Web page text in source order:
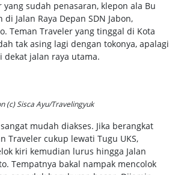
yang sudah penasaran, klepon ala Bu
Jalan Raya Depan SDN Jabon,
Teman Traveler yang tinggal di Kota
tak asing lagi dengan tokonya, apalagi
jalan raya utama.
(c) Sisca Ayu/Travelingyuk
mudah diakses. Jika berangkat
Traveler cukup lewati Tugu UKS,
kiri kemudian lurus hingga Jalan
Tempatnya bakal nampak mencolok